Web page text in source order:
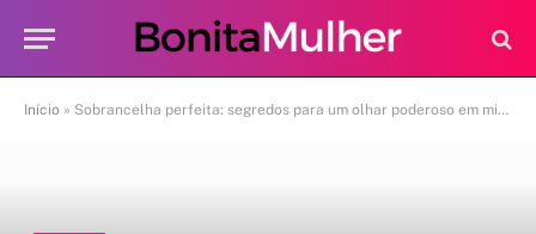
Início » Sobrancelha perfeita: segredos para um olhar poderoso em minutos